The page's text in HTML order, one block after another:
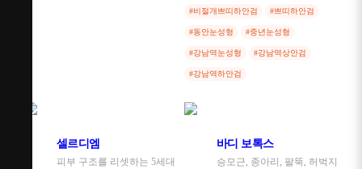
#비절개쁘띠하안검 #쁘띠하안검
#동안눈성형 #중년눈성형
#강남역눈성형 #강남역상안검
#강남역하안검
셀르디엠
피부 구조를 리셋하는 5세대
바디 보톡스
승모근, 종아리, 팔뚝, 허벅지